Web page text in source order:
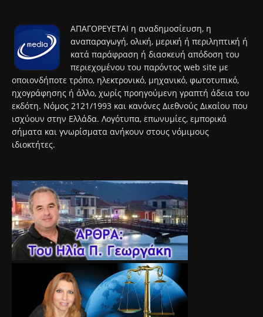
ΑΠΑΓΟΡΕΥΕΤΑΙ η αναδημοσίευση, η
αναπαραγωγή, ολική, μερική ή περιληπτική ή
κατά παράφραση ή διασκευή απόδοση του
περιεχομένου του παρόντος web site με
οποιονδήποτε τρόπο, ηλεκτρονικό, μηχανικό, φωτοτυπικό,
ηχογράφησης ή άλλο, χωρίς προηγούμενη γραπτή άδεια του
εκδότη. Νόμος 2121/1993 και κανόνες Διεθνούς Δικαίου που
ισχύουν στην Ελλάδα. Λογότυπα, επωνυμίες, εμπορικά
σήματα και γνωρίσματα ανήκουν στους νόμιμους
ιδιοκτήτες.